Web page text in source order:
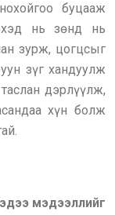
буцааж
нь зөнд нь
зурж, цогцсыг
зүг хандуулж
дэрлүүлж,
хүн болж
мэдээллийг